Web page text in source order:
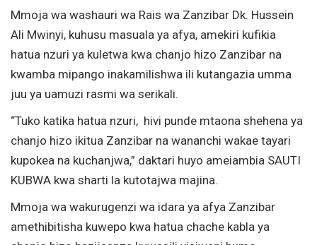
Mmoja wa washauri wa Rais wa Zanzibar Dk. Hussein
Ali Mwinyi, kuhusu masuala ya afya, amekiri kufikia
hatua nzuri ya kuletwa kwa chanjo hizo Zanzibar na
kwamba mipango inakamilishwa ili kutangazia umma
juu ya uamuzi rasmi wa serikali.
“Tuko katika hatua nzuri, hivi punde mtaona shehena ya
chanjo hizo ikitua Zanzibar na wananchi wakae tayari
kupokea na kuchanjwa,” daktari huyo ameiambia SAUTI
KUBWA kwa sharti la kutotajwa majina.
Mmoja wa wakurugenzi wa idara ya afya Zanzibar
amethibitisha kuwepo kwa hatua chache kabla ya